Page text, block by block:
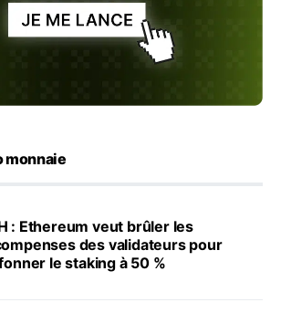
monnaie
: Ethereum veut brûler les
des validateurs pour
le staking à 50 %